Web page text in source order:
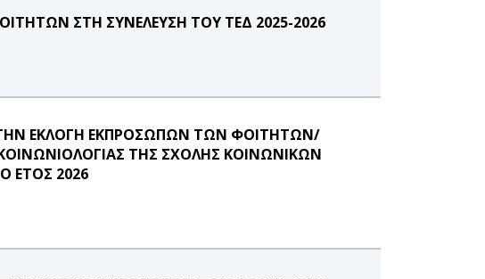
ΣΤΗ ΣΥΝΕΛΕΥΣΗ ΤΟΥ ΤΕΔ 2025-2026
ΕΚΛΟΓΗ ΕΚΠΡΟΣΩΠΩΝ ΤΩΝ ΦΟΙΤΗΤΩΝ/
ΤΗΣ ΣΧΟΛΗΣ ΚΟΙΝΩΝΙΚΩΝ
ΕΤΟΣ 2026